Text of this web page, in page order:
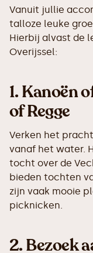
Vanuit jullie
talloze leuke
Hierbij alvast de
Overijssel:
1.Kanoën
of Regge
Verken het
vanaf het water.
tocht over de
bieden tochten
zijn vaak mooie
picknicken.
2.Bezoek